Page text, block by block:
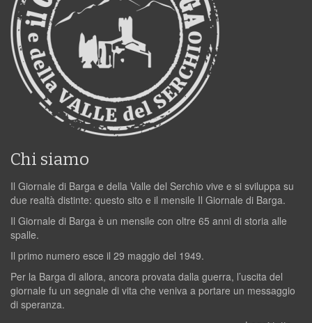
Chi siamo
Il Giornale di Barga e della Valle del Serchio vive e si sviluppa su
due realtà distinte: questo sito e il mensile Il Giornale di Barga.
Il Giornale di Barga è un mensile con oltre 65 anni di storia alle
spalle.
Il primo numero esce il 29 maggio del 1949.
Per la Barga di allora, ancora provata dalla guerra, l’uscita del
giornale fu un segnale di vita che veniva a portare un messaggio
di speranza.